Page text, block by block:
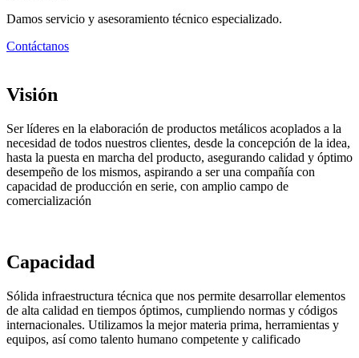
Damos servicio y asesoramiento técnico especializado.
Contáctanos
Visión
Ser líderes en la elaboración de productos metálicos acoplados a la
necesidad de todos nuestros clientes, desde la concepción de la idea,
hasta la puesta en marcha del producto, asegurando calidad y óptimo
desempeño de los mismos, aspirando a ser una compañía con
capacidad de producción en serie, con amplio campo de
comercialización
Capacidad
Sólida infraestructura técnica que nos permite desarrollar elementos
de alta calidad en tiempos óptimos, cumpliendo normas y códigos
internacionales. Utilizamos la mejor materia prima, herramientas y
equipos, así como talento humano competente y calificado